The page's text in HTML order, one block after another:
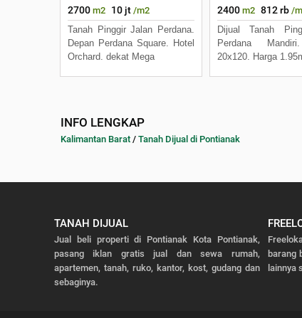
2700 m2 10 jt /m2
Tanah Pinggir Jalan Perdana.
Depan Perdana Square. Hotel
Orchard. dekat Mega
2400 m2 812 rb /
Dijual Tanah
Perdana
20x120. Harga
INFO LENGKAP
Kalimantan Barat / Tanah Dijual di Pontianak
TANAH DIJUAL
Jual beli properti di Pontianak Kota Pontianak,
pasang iklan gratis jual dan sewa rumah,
apartemen, tanah, ruko, kantor, kost, gudang dan
sebaginya.
barang
lainnya